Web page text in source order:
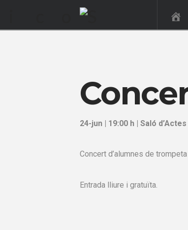
24-jun | 19:00 h | Saló d’Actes
Concert d’alumnes de
Entrada lliure i gratuïta.